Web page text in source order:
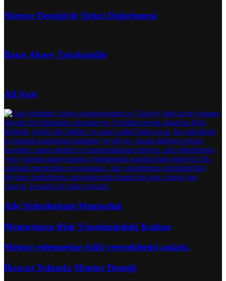
Mentor Desteğiyle Şirket Değerlemesi
Banu Aksoy Tarakçıoğlu
Ali Arat
Aile Şirketlerinde Mentorluk
Mentorların Risk Yönetimindeki Katkısı
Mentor eşleşmesine ödül vereceklerini anlattı.
İhracat Yolunda Mentor Desteği